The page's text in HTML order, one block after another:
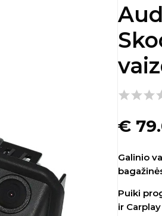
€
Galinio
Puiki
ir